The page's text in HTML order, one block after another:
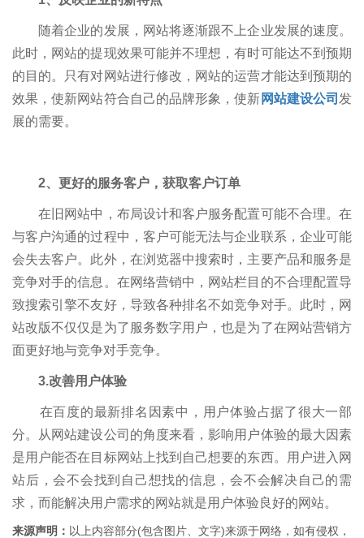
随着企业的发展，网站将逐渐跟不上企业发展的速度。
此时，网站的提现效果可能并不理想，有时可能达不到预期
的目的。只有对网站进行修改，网站的运营才能达到预期的
效果，使新网站符合自己的品牌形象，使新 网站建设公司 发
展的需要。
2、更好的服务客户，获取客户订单
在旧网站中，布局设计和客户服务配置可能不合理。在
与客户沟通的过程中，客户可能无法与企业联系，企业可能
会失去客户。此外，在浏览器中搜索时，主要产品和服务是
竞争对手的信息。在网络营销中，网站栏目的不合理配置导
致搜索引擎不友好，导致各种排名不如竞争对手。此时，网
站改版不仅仅是为了服务数字用户，也是为了在网站营销方
面更好地与竞争对手竞争。
3.改善用户体验
在百度的最新排名因素中，用户体验占据了很大一部
分。从网站建设公司的角度来看，影响用户体验的最大因素
是用户能否在目标网站上找到自己想要的东西。用户进入网
站后，会不会找到自己想找的信息，会不会解决自己的需
求，而能解决用户需求的网站就是用户体验良好的网站。
来源声明： 以上内容部分(包含图片、文字)来源于网络，如有侵权，